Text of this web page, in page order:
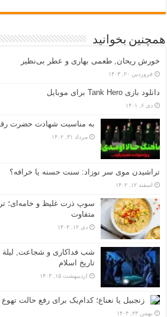
همچنین بخوانید
خورش ریحان, طعمی بهاری و عطر بی‌نظیر
فروردین ۲۰, ۱۴۰۳
دانلود بازی Tank Hero برای موبایل
دی ۶, ۱۴۰۱
به مناسبت شهادت حضرت
مرداد ۳۱, ۱۴۰۲
تراشیدن موی سر نوزاد: سنت حسنه یا خرافه؟
اسفند ۱۲, ۱۴۰۲
سوپ ذرت غلیظ و خامه‌ای؛
متفاوت
دی ۱۲, ۱۴۰۴
شب فداکاری و شجاعت, لیلة
تاریخ اسلام
اردیبهشت ۱۵, ۱۴۰۳
زنجبیل یا نعناع؛ کدام‌یک برای رفع حالت
بهمن ۲۳, ۱۴۰۴